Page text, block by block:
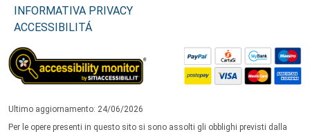
INFORMATIVA PRIVACY
ACCESSIBILITÁ
Ultimo aggiornamento: 24/06/2026
Per le opere presenti in questo sito si sono assolti gli obblighi previsti dalla